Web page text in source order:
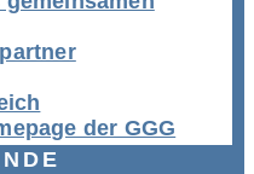
der GGG